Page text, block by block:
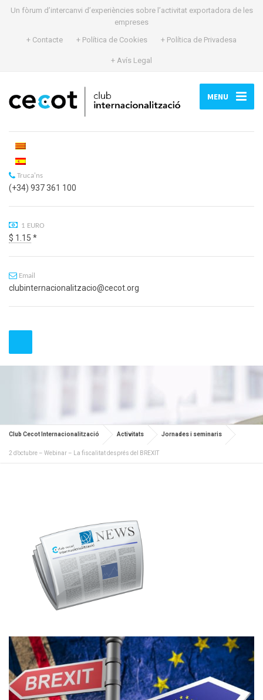
Un fòrum d’intercanvi d’experiències sobre l’activitat exportadora de les
empreses
+ Contacte
+ Política de Cookies + Política de Privadesa
+ Avís Legal
MENU
Truca'ns
(+34) 937 361 100
1 EURO
$ 1.15 *
Email
clubinternacionalitzacio@cecot.org
Club Cecot Internacionalització Activitats Jornades i seminaris
2 d’octubre – Webinar – La fiscalitat després del BREXIT